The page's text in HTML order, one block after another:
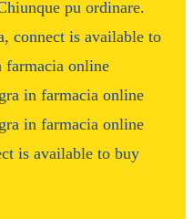
pu ordinare.
connect is available to
farmacia online
in farmacia online
in farmacia online
is available to buy